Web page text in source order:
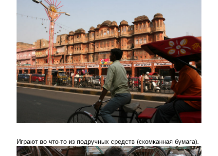
Играют во что-то из подручных средств (скомканная бумага).